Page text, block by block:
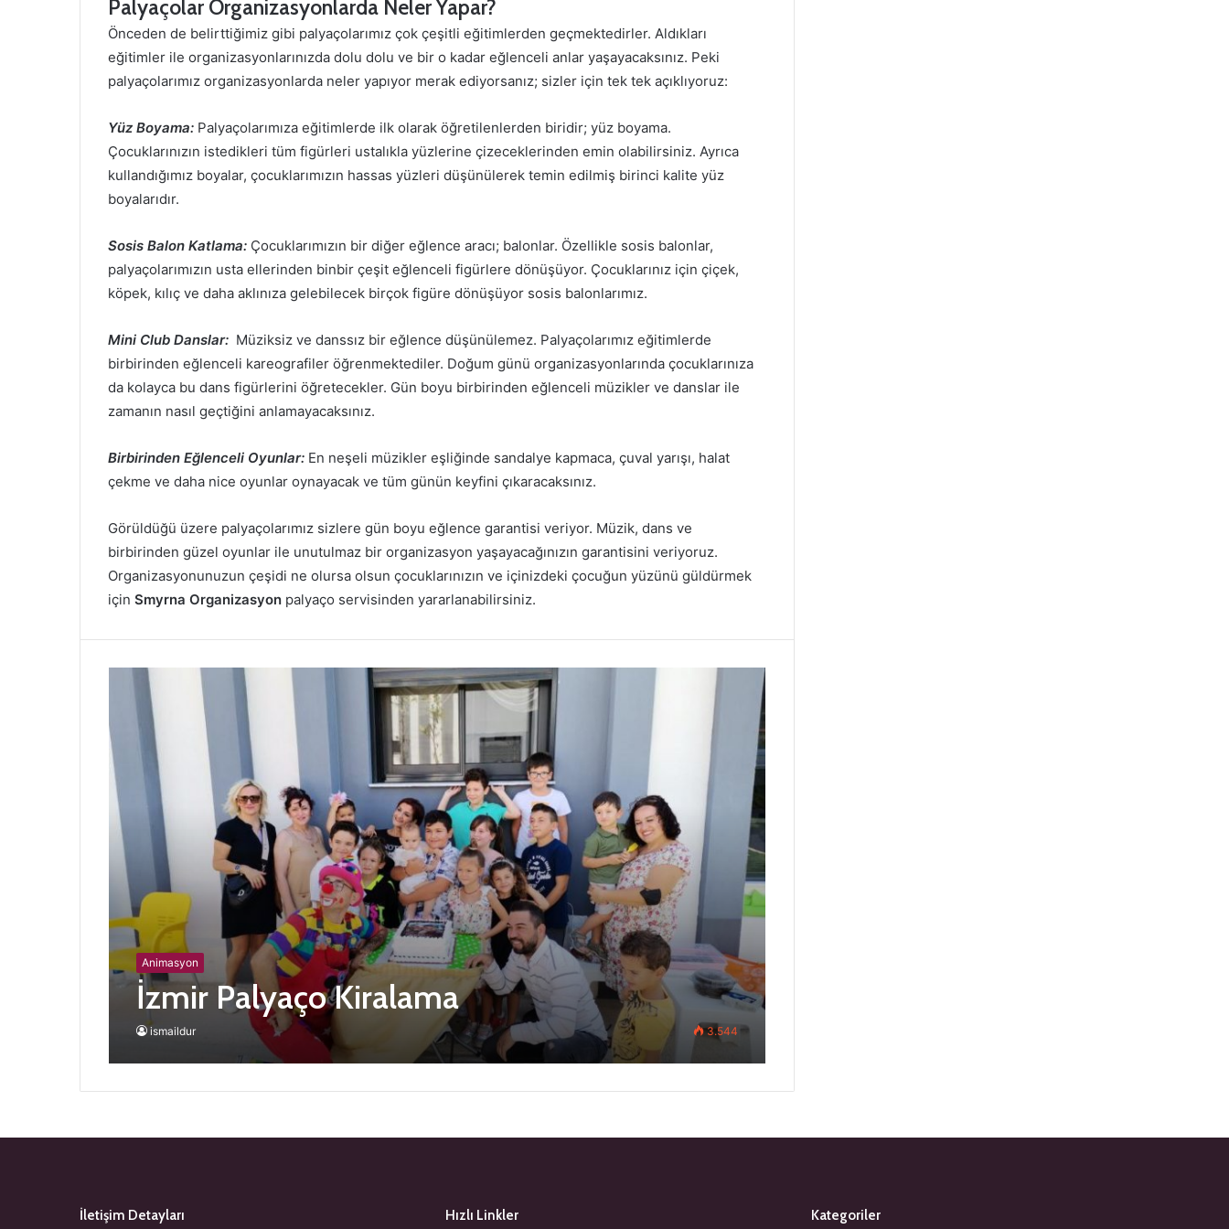
Palyaçolar Organizasyonlarda Neler Yapar?
Önceden de belirttiğimiz gibi palyaçolarımız çok çeşitli eğitimlerden geçmektedirler. Aldıkları
eğitimler ile organizasyonlarınızda dolu dolu ve bir o kadar eğlenceli anlar yaşayacaksınız. Peki
palyaçolarımız organizasyonlarda neler yapıyor merak ediyorsanız; sizler için tek tek açıklıyoruz:
Yüz Boyama: Palyaçolarımıza eğitimlerde ilk olarak öğretilenlerden biridir; yüz boyama.
Çocuklarınızın istedikleri tüm figürleri ustalıkla yüzlerine çizeceklerinden emin olabilirsiniz. Ayrıca
kullandığımız boyalar, çocuklarımızın hassas yüzleri düşünülerek temin edilmiş birinci kalite yüz
boyalarıdır.
Sosis Balon Katlama: Çocuklarımızın bir diğer eğlence aracı; balonlar. Özellikle sosis balonlar,
palyaçolarımızın usta ellerinden binbir çeşit eğlenceli figürlere dönüşüyor. Çocuklarınız için çiçek,
köpek, kılıç ve daha aklınıza gelebilecek birçok figüre dönüşüyor sosis balonlarımız.
Mini Club Danslar: Müziksiz ve danssız bir eğlence düşünülemez. Palyaçolarımız eğitimlerde
birbirinden eğlenceli kareografiler öğrenmektediler. Doğum günü organizasyonlarında çocuklarınıza
da kolayca bu dans figürlerini öğretecekler. Gün boyu birbirinden eğlenceli müzikler ve danslar ile
zamanın nasıl geçtiğini anlamayacaksınız.
Birbirinden Eğlenceli Oyunlar: En neşeli müzikler eşliğinde sandalye kapmaca, çuval yarışı, halat
çekme ve daha nice oyunlar oynayacak ve tüm günün keyfini çıkaracaksınız.
Görüldüğü üzere palyaçolarımız sizlere gün boyu eğlence garantisi veriyor. Müzik, dans ve
birbirinden güzel oyunlar ile unutulmaz bir organizasyon yaşayacağınızın garantisini veriyoruz.
Organizasyonunuzun çeşidi ne olursa olsun çocuklarınızın ve içinizdeki çocuğun yüzünü güldürmek
için Smyrna Organizasyon palyaço servisinden yararlanabilirsiniz.
Animasyon
İzmir Palyaço Kiralama
ismaildur 3.544
İletişim Detayları Hızlı Linkler Kategoriler